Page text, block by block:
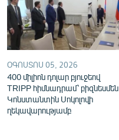
ՕԳՈՍՏՈՍ 05, 2026
400 միլիոն դոլար բյուջեով
TRIPP հիմնադրամ՝ բիզնեսմեն
Կոնստանտին Սոկոլովի
ղեկավարությամբ